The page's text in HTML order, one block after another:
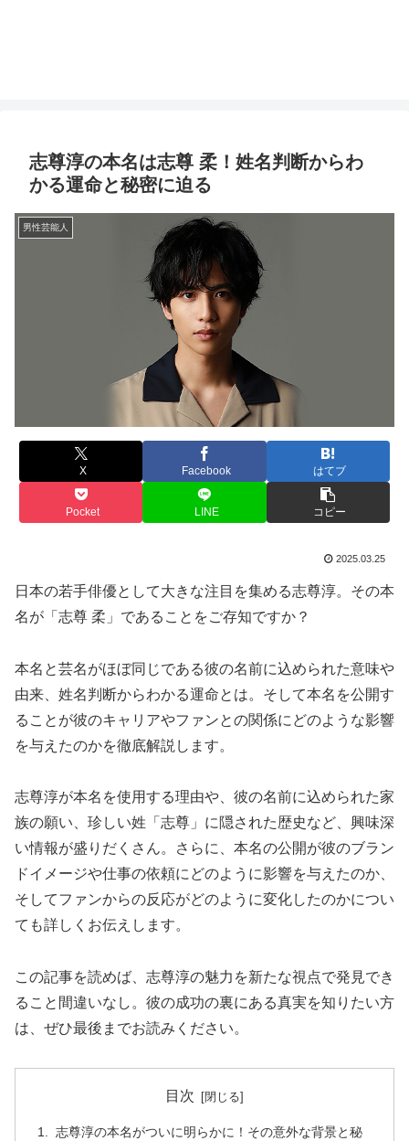
志尊淳の本名は志尊 柔！姓名判断からわ
かる運命と秘密に迫る
男性芸能人
X Facebook はてブ
Pocket LINE コピー
2025.03.25
日本の若手俳優として大きな注目を集める志尊淳。その本
名が「志尊 柔」であることをご存知ですか？
本名と芸名がほぼ同じである彼の名前に込められた意味や
由来、姓名判断からわかる運命とは。そして本名を公開す
ることが彼のキャリアやファンとの関係にどのような影響
を与えたのかを徹底解説します。
志尊淳が本名を使用する理由や、彼の名前に込められた家
族の願い、珍しい姓「志尊」に隠された歴史など、興味深
い情報が盛りだくさん。さらに、本名の公開が彼のブラン
ドイメージや仕事の依頼にどのように影響を与えたのか、
そしてファンからの反応がどのように変化したのかについ
ても詳しくお伝えします。
この記事を読めば、志尊淳の魅力を新たな視点で発見でき
ること間違いなし。彼の成功の裏にある真実を知りたい方
は、ぜひ最後までお読みください。
目次
志尊淳の本名がついに明らかに！その意外な背景と秘